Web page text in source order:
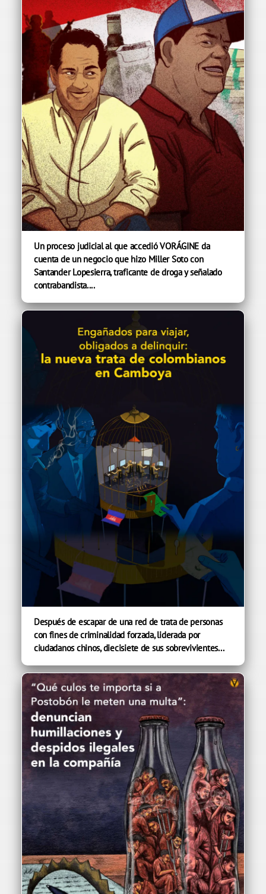
Un proceso judicial al que accedió VORÁGINE da
cuenta de un negocio que hizo Miller Soto con
Santander Lopesierra, traficante de droga y señalado
contrabandista....
Después de escapar de una red de trata de personas
con fines de criminalidad forzada, liderada por
ciudadanos chinos, diecisiete de sus sobrevivientes...